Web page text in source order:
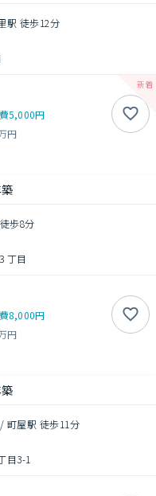
駅 徒歩12分
5,000円
円
歩8分
丁目
8,000円
円
町屋駅 徒歩11分
目3-1